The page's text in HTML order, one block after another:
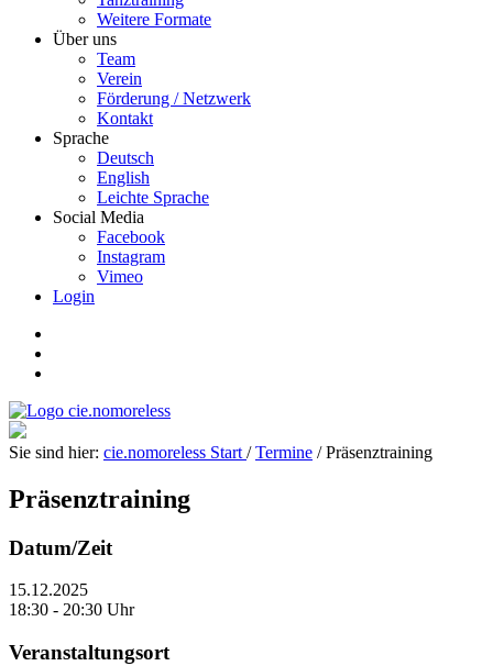
Weitere Formate
Über uns
Team
Verein
Förderung / Netzwerk
Kontakt
Sprache
Deutsch
English
Leichte Sprache
Social Media
Facebook
Instagram
Vimeo
Login
Sie sind hier: cie.nomoreless Start /Termine /Präsenztraining
Präsenztraining
Datum/Zeit
15.12.2025
18:30 - 20:30 Uhr
Veranstaltungsort